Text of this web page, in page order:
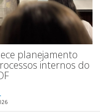
planejamento
internos do